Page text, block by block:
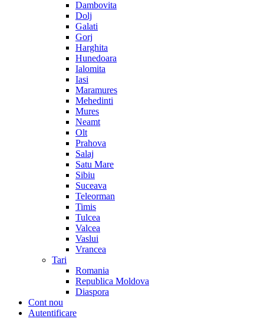
Dambovita
Dolj
Galati
Gorj
Harghita
Hunedoara
Ialomita
Iasi
Maramures
Mehedinti
Mures
Neamt
Olt
Prahova
Salaj
Satu Mare
Sibiu
Suceava
Teleorman
Timis
Tulcea
Valcea
Vaslui
Vrancea
Tari
Romania
Republica Moldova
Diaspora
Cont nou
Autentificare